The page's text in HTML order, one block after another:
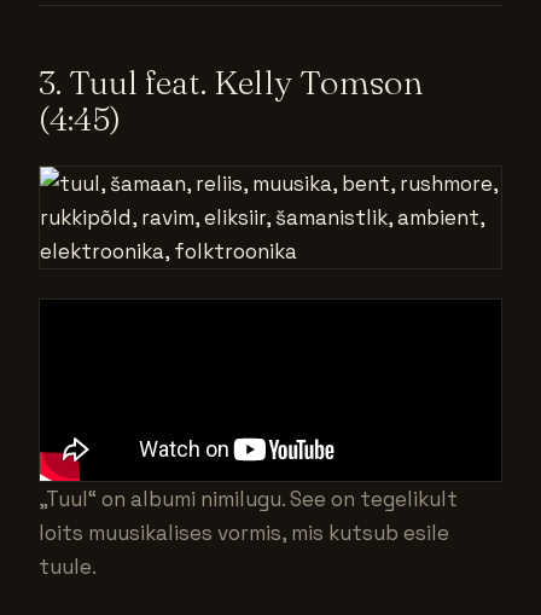
3. Tuul feat. Kelly Tomson
(4:45)
„Tuul“ on albumi nimilugu. See on tegelikult
loits muusikalises vormis, mis kutsub esile
tuule.